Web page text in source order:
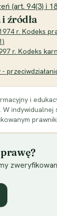
(art. 94(3) i
źródła
r. Kodeks
r. Kodeks
i
indywidualnej